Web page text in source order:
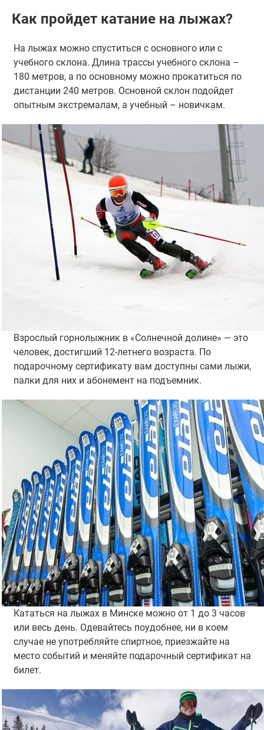
Как пройдет катание на лыжах?
На лыжах можно спуститься с основного или с
учебного склона. Длина трассы учебного склона –
180 метров, а по основному можно прокатиться по
дистанции 240 метров. Основной склон подойдет
опытным экстремалам, а учебный – новичкам.
Взрослый горнолыжник в «Солнечной долине» — это
человек, достигший 12-летнего возраста. По
подарочному сертификату вам доступны сами лыжи,
палки для них и абонемент на подъемник.
Кататься на лыжах в Минске можно от 1 до 3 часов
или весь день. Одевайтесь поудобнее, ни в коем
случае не употребляйте спиртное, приезжайте на
место событий и меняйте подарочный сертификат на
билет.